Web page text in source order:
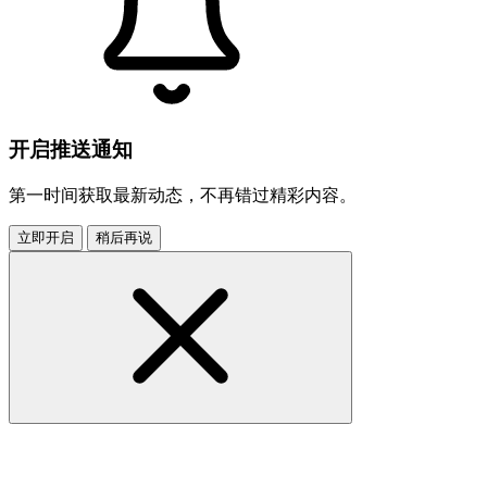
开启推送通知
第一时间获取最新动态，不再错过精彩内容。
立即开启 稍后再说